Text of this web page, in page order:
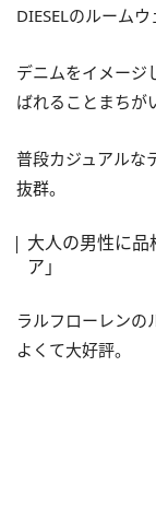
DIESELのルーム
デニムをイメージ
ばれることまちが
普段カジュアルな
抜群。
大人の男性に
ア」
ラルフローレンの
よくて大好評。